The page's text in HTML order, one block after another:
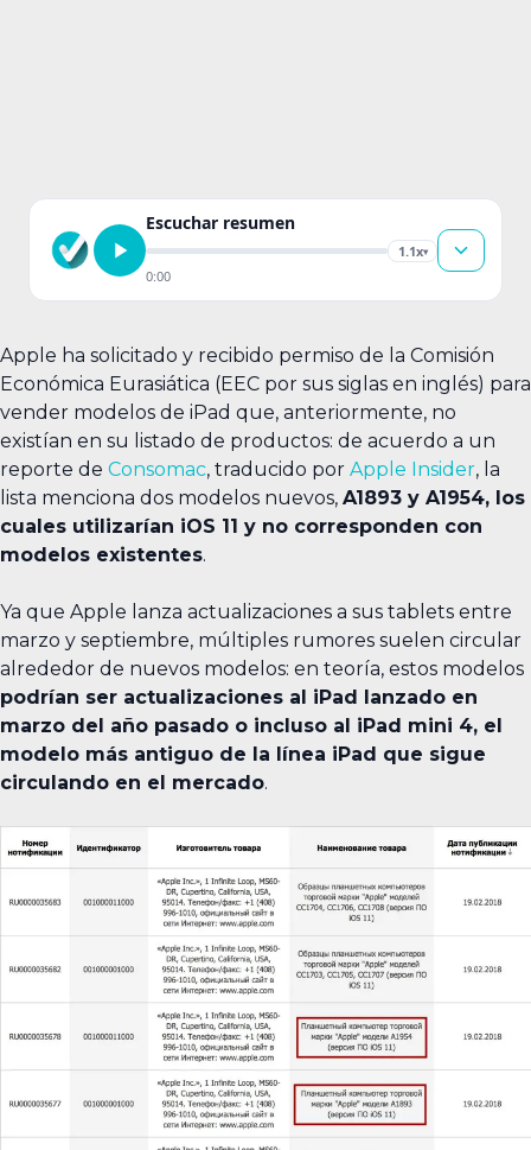
Escuchar resumen
1.1x▾
0:00
Apple ha solicitado y recibido permiso de la Comisión
Económica Eurasiática (EEC por sus siglas en inglés) para
vender modelos de iPad que, anteriormente, no
existían en su listado de productos: de acuerdo a un
reporte de Consomac, traducido por Apple Insider, la
lista menciona dos modelos nuevos, A1893 y A1954, los
cuales utilizarían iOS 11 y no corresponden con
modelos existentes.
Ya que Apple lanza actualizaciones a sus tablets entre
marzo y septiembre, múltiples rumores suelen circular
alrededor de nuevos modelos: en teoría, estos modelos
podrían ser actualizaciones al iPad lanzado en
marzo del año pasado o incluso al iPad mini 4, el
modelo más antiguo de la línea iPad que sigue
circulando en el mercado.